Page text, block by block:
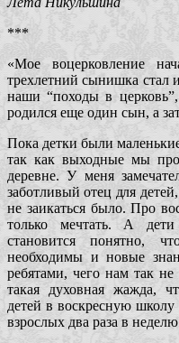
***
«Мое воцерковление
трехлетний сынишка стал
наши “походы в
родился еще один сын, а
Пока детки были
так как выходные мы
деревне. У меня
заботливый отец для
не заикаться было. Про
только мечтать. А
становится понятно,
необходимы и новые
ребятами, чего нам так
такая духовная жажда,
детей в воскресную школу
взрослых два раза в